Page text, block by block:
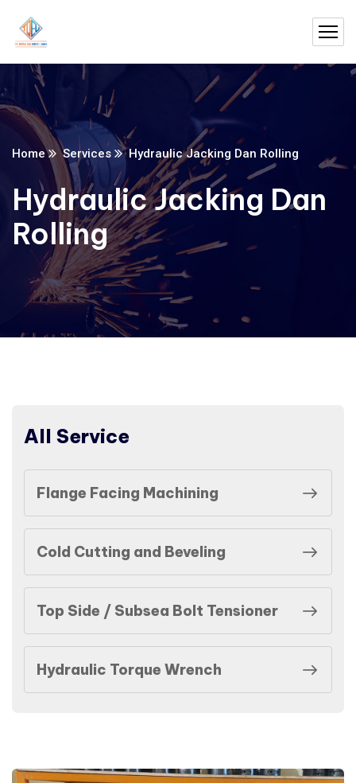
Home Services Hydraulic Jacking Dan Rolling
Hydraulic Jacking Dan
Rolling
All Service
Flange Facing Machining
Cold Cutting and Beveling
Top Side / Subsea Bolt Tensioner
Hydraulic Torque Wrench